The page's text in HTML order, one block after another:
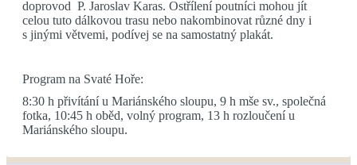
doprovod P. Jaroslav Karas. Ostřílení poutníci mohou jít
celou tuto dálkovou trasu nebo nakombinovat různé dny i
s jinými větvemi, podívej se na samostatný plakát.
Program na Svaté Hoře:
8:30 h přivítání u Mariánského sloupu, 9 h mše sv., společná
fotka, 10:45 h oběd, volný program, 13 h rozloučení u
Mariánského sloupu.